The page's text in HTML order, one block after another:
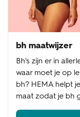
bh maatwijzer
Bh's zijn er in
waar moet je op
bh? HEMA helpt
maat zodat je bh